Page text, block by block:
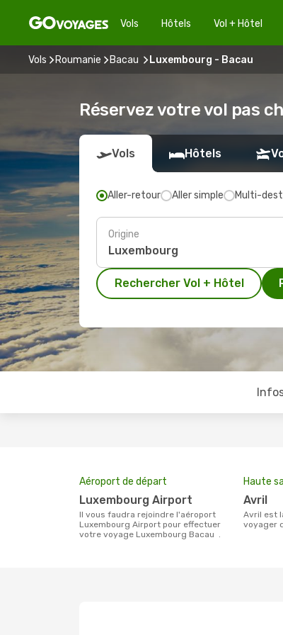
Vols Hôtels Vol + Hôtel
Vols Roumanie Bacau Luxembourg - Bacau
Réservez votre vol pas
Vols Hôtels
Aller-retour Aller simple Multi-
Origine
Rechercher Vol + Hôtel
Aéroport de départ
Luxembourg Airport
Il vous faudra rejoindre l'aéroport
Luxembourg Airport pour effectuer
votre voyage Luxembourg Bacau .
Haute
avril
avril est la période la plus chargée pour
voyager